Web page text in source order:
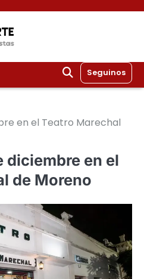
Seguinos
en el Teatro Marechal
diciembre en el
de Moreno